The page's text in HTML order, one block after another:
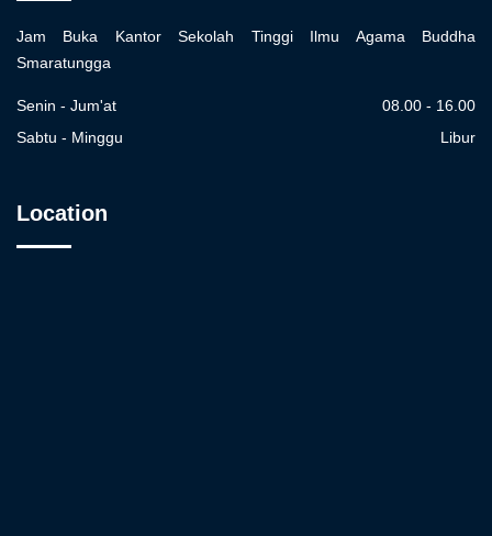
Jam Buka Kantor Sekolah Tinggi Ilmu Agama Buddha
Smaratungga
Senin - Jum'at
08.00 - 16.00
Sabtu - Minggu
Libur
Location